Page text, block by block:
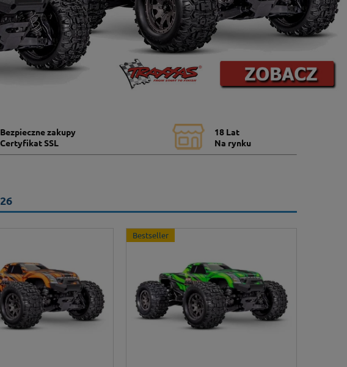
Bezpieczne zakupy
Certyfikat SSL
18 Lat
Na rynku
Bestseller